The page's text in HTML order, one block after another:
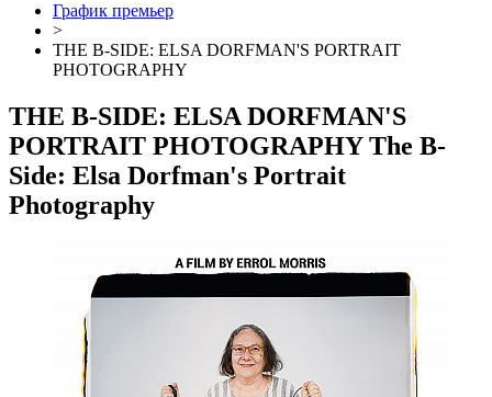
График премьер
>
THE B-SIDE: ELSA DORFMAN'S PORTRAIT
PHOTOGRAPHY
THE B-SIDE: ELSA DORFMAN'S
PORTRAIT PHOTOGRAPHY The B-
Side: Elsa Dorfman's Portrait
Photography